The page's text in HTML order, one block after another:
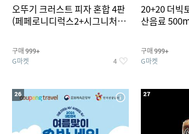
오뚜기 크러스트 피자 혼합 4판
(페페로니디럭스2+시그니처익
구매 999+
G마켓 4
20+20 더빅
산음료
구매 999+
G마켓
26 27